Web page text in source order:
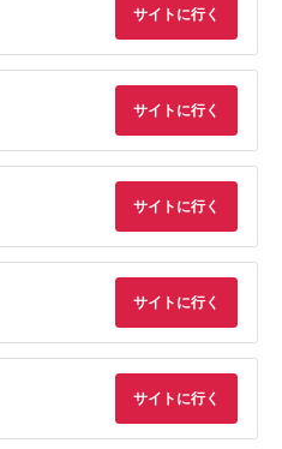
サイトに行く
サイトに行く
サイトに行く
サイトに行く
サイトに行く